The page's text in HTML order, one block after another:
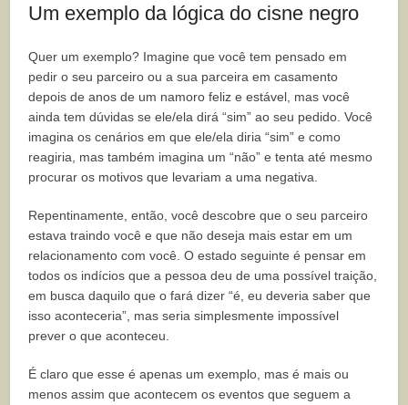
Um exemplo da lógica do cisne negro
Quer um exemplo? Imagine que você tem pensado em
pedir o seu parceiro ou a sua parceira em casamento
depois de anos de um namoro feliz e estável, mas você
ainda tem dúvidas se ele/ela dirá “sim” ao seu pedido. Você
imagina os cenários em que ele/ela diria “sim” e como
reagiria, mas também imagina um “não” e tenta até mesmo
procurar os motivos que levariam a uma negativa.
Repentinamente, então, você descobre que o seu parceiro
estava traindo você e que não deseja mais estar em um
relacionamento com você. O estado seguinte é pensar em
todos os indícios que a pessoa deu de uma possível traição,
em busca daquilo que o fará dizer “é, eu deveria saber que
isso aconteceria”, mas seria simplesmente impossível
prever o que aconteceu.
É claro que esse é apenas um exemplo, mas é mais ou
menos assim que acontecem os eventos que seguem a